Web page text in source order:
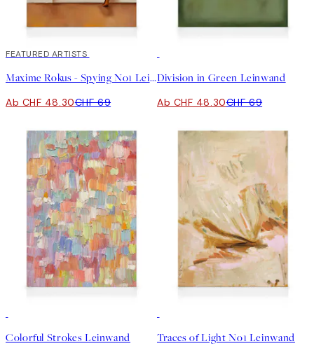
30%*
FEATURED ARTISTS
Maxime Rokus - Spying No1 Leinwand
Ab CHF 48.30CHF 69
Division in Green Leinwand
Ab CHF 48.30CHF 69
Colorful Strokes Leinwand Traces of Light No1 Leinwand